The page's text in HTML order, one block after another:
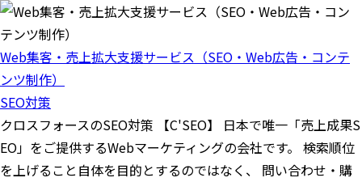
Web集客・売上拡大支援サービス（SEO・Web広告・コンテ
ンツ制作）
SEO対策
クロスフォースのSEO対策 【C'SEO】 日本で唯一「売上成果S
EO」をご提供するWebマーケティングの会社です。 検索順位
を上げること自体を目的とするのではなく、 問い合わせ・購